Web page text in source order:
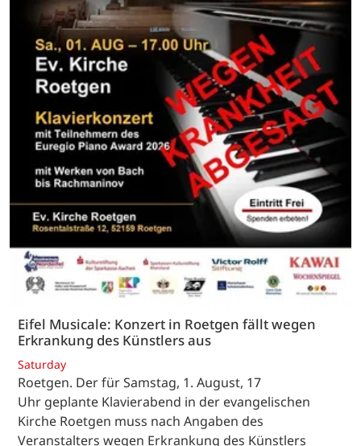
Eifel Musicale: Konzert in Roetgen fällt wegen
Erkrankung des Künstlers aus
Saturday
Roetgen. Der für Samstag, 1. August, 17
Uhr geplante Klavierabend in der evangelischen
Kirche Roetgen muss nach Angaben des
Veranstalters wegen Erkrankung des Künstlers